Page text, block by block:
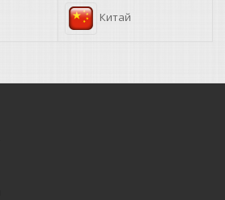
Китай